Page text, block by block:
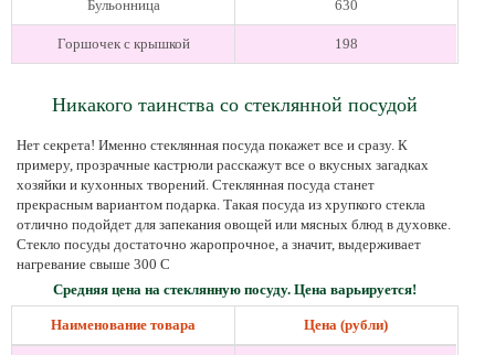
Бульонница 630
Горшочек с крышкой 198
Никакого таинства со стеклянной посудой
Нет секрета! Именно стеклянная посуда покажет все и сразу. К
примеру, прозрачные кастрюли расскажут все о вкусных загадках
хозяйки и кухонных творений. Стеклянная посуда станет
прекрасным вариантом подарка. Такая посуда из хрупкого стекла
отлично подойдет для запекания овощей или мясных блюд в духовке.
Стекло посуды достаточно жаропрочное, а значит, выдерживает
нагревание свыше 300 С
Средняя цена на стеклянную посуду. Цена варьируется!
Наименование товара Цена (рубли)